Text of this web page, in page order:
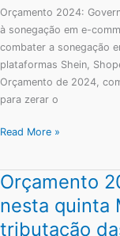
Orçamento 2024:
à sonegação em e-
combater a sonegação
plataformas Shein,
Orçamento de 2024,
para zerar o
receita
extra
com
combate
à
sonegação
e-
Read More »
Orçamento
nesta quinta
tributação
Orçamento
2024:
Governo
vai